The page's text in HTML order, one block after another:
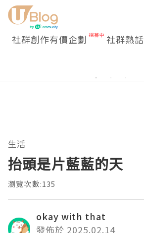
社群創作有價企劃 社群熱話
生活
抬頭是片藍藍的天
瀏覽次數:135
okay with that
發佈於 2025.02.14